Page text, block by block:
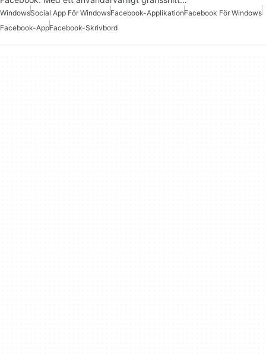
WindowsSocial App För WindowsFacebook-ApplikationFacebook För Windows
Facebook-AppFacebook-Skrivbord